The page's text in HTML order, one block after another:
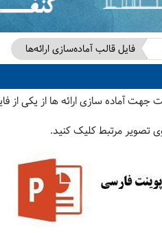
فایل قالب آماده‌سازی ارائه‌ها
آماده سازی ارائه ها از یکی از
تصویر مرتبط کلیک کنید.